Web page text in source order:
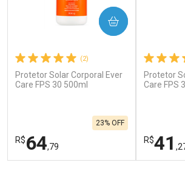
(2)
Protetor Solar Corporal Ever
Care FPS 30 500ml
R$64,79
23% OFF
COMPRAR
Protetor
Care FPS
R$41